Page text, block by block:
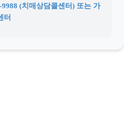
9988 (치매상담콜센터) 또는 가
터